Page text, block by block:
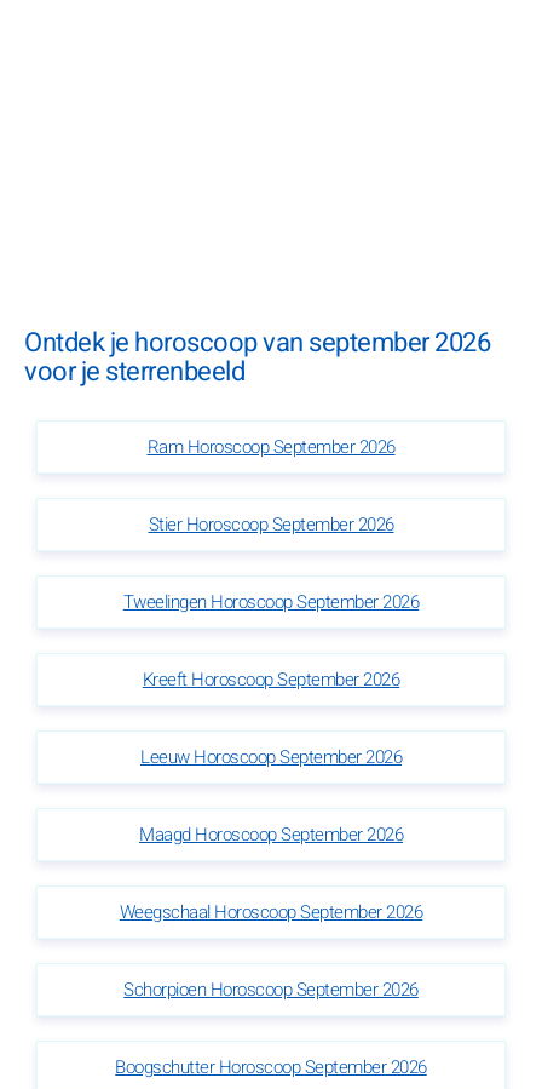
Ontdek je horoscoop van september 2026
voor je sterrenbeeld
Ram Horoscoop September 2026
Stier Horoscoop September 2026
Tweelingen Horoscoop September 2026
Kreeft Horoscoop September 2026
Leeuw Horoscoop September 2026
Maagd Horoscoop September 2026
Weegschaal Horoscoop September 2026
Schorpioen Horoscoop September 2026
Boogschutter Horoscoop September 2026